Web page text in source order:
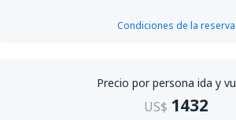
Condiciones de la reserva
Precio por persona ida y
US$ 1432